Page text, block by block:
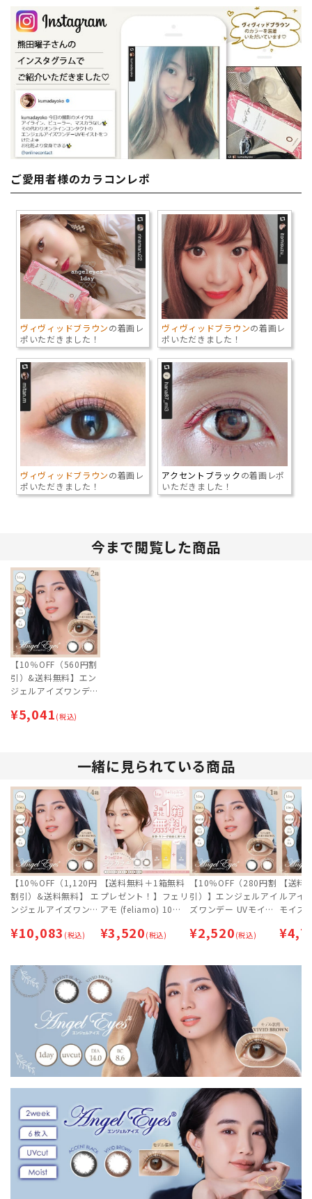
ご愛用者様のカラコンレポ
ヴィヴィッドブラウンの着画レ
ポいただきました！
ヴィヴィッドブラウンの着画レ
ポいただきました！
ヴィヴィッドブラウンの着画レ
ポいただきました！
アクセントブラックの着画レポ
いただきました！
今まで閲覧した商品
【10％OFF（560円割
引）&送料無料】エン
ジェルアイズワンデー
箱セット [約1ヶ月分]
¥5,041 (税込)
一緒に見られている商品
【10％OFF（1,120円
割引）&送料無料】 エ
ンジェルアイズワンデ
4箱セット [約2ヶ月
す届く)
¥10,083 (税込)
【送料無料＋1箱無料
プレゼント！】フェリ
アモ (feliamo) 10枚
箱] | ワンデー | カラコ
ん）【ネコポス専用】
¥3,520 (税込)
【10％OFF（280円割
引）】エンジェルアイ
ズワンデー UVモイス
(最短あす届く)【ネコ
¥2,520 (税込)
【送料
ルアイ
モイス
専用（
届く)
¥